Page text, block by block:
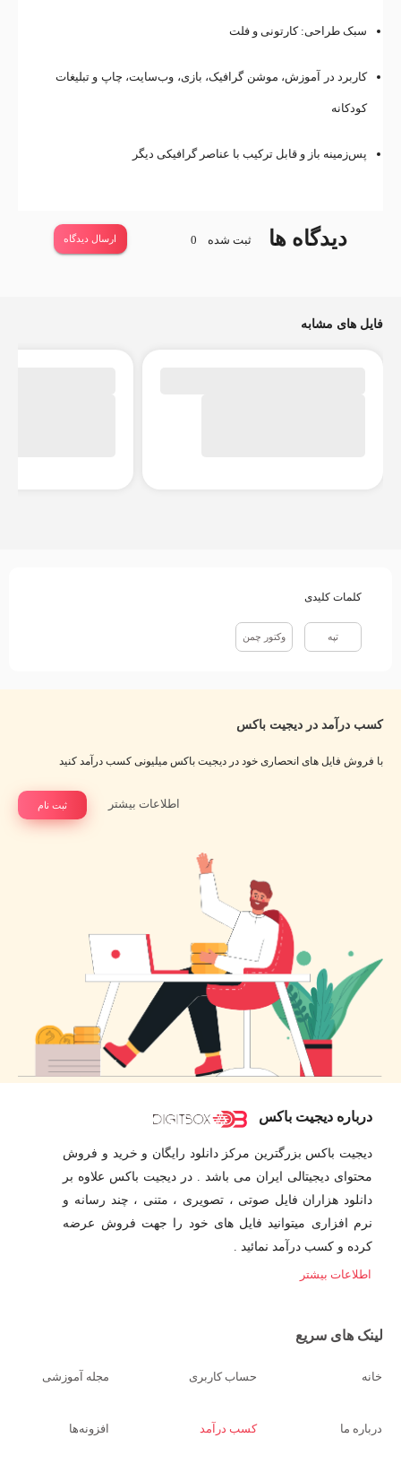
سبک طراحی: کارتونی و فلت
کاربرد در آموزش، موشن گرافیک، بازی، وب‌سایت، چاپ و تبلیغات
کودکانه
پس‌زمینه باز و قابل ترکیب با عناصر گرافیکی دیگر
دیدگاه ها ثبت شده 0 ارسال دیدگاه
فایل های مشابه
کلمات کلیدی
تپه وکتور چمن
کسب درآمد در دیجیت باکس
با فروش فایل های انحصاری خود در دیجیت باکس میلیونی کسب درآمد کنید
ثبت نام اطلاعات بیشتر
درباره دیجیت باکس
دیجیت باکس بزرگترین مرکز دانلود رایگان و خرید و فروش
محتوای دیجیتالی ایران می باشد . در دیجیت باکس علاوه بر
دانلود هزاران فایل صوتی ، تصویری ، متنی ، چند رسانه و
نرم افزاری میتوانید فایل های خود را جهت فروش عرضه
کرده و کسب درآمد نمائید .
اطلاعات بیشتر
لینک های سریع
خانه
درباره ما
حساب کاربری
کسب درآمد
مجله آموزشی
افزونه‌ها